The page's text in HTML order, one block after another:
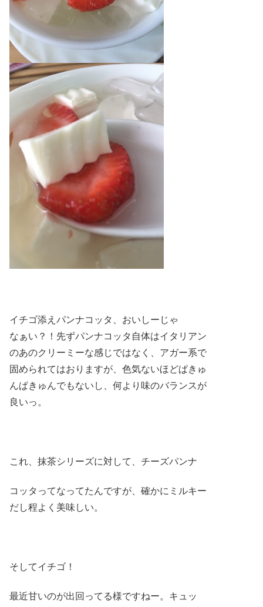
イチゴ添えパンナコッタ、おいしーじゃ
なぁい？！先ずパンナコッタ自体はイタリアン
のあのクリーミーな感じではなく、アガー系で
固められてはおりますが、色気ないほどぱきゅ
んぱきゅんでもないし、何より味のバランスが
良いっ。
これ、抹茶シリーズに対して、チーズパンナ
コッタってなってたんですが、確かにミルキー
だし程よく美味しい。
そしてイチゴ！
最近甘いのが出回ってる様ですねー。キュッ